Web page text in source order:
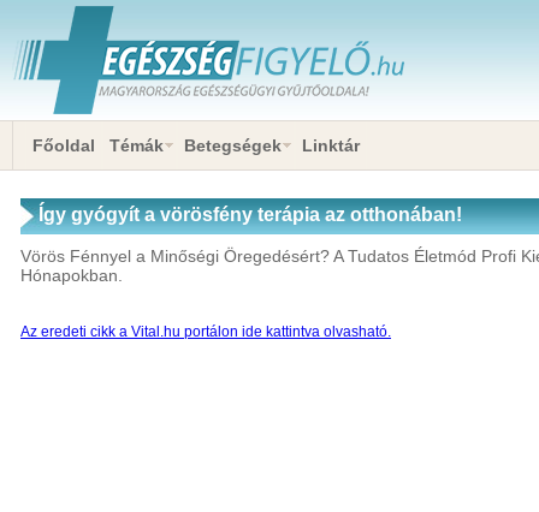
Főoldal Témák Betegségek Linktár
Így gyógyít a vörösfény terápia az otthonában!
Vörös Fénnyel a Minőségi Öregedésért? A Tudatos Életmód Profi
Hónapokban.
Az eredeti cikk a Vital.hu portálon ide kattintva olvasható.